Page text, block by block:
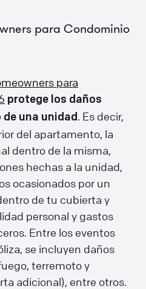
para Condominio
para
protege los daños
una unidad . Es decir,
del apartamento, la
dentro de la misma,
hechas a la unidad,
ocasionados por un
de tu cubierta y
personal y gastos
Entre los eventos
se incluyen daños
terremoto y
adicional), entre otros.